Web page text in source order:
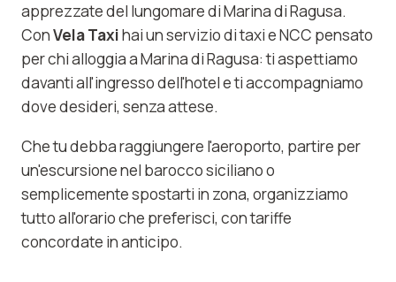
apprezzate del lungomare di Marina di Ragusa.
ConVela Taxihai un servizio di taxi e NCC pensato
per chi alloggia a Marina di Ragusa: ti aspettiamo
davanti all'ingresso dell'hotel e ti accompagniamo
dove desideri, senza attese.
Che tu debba raggiungere l'aeroporto, partire per
un'escursione nel barocco siciliano o
semplicemente spostarti in zona, organizziamo
tutto all'orario che preferisci, con tariffe
concordate in anticipo.